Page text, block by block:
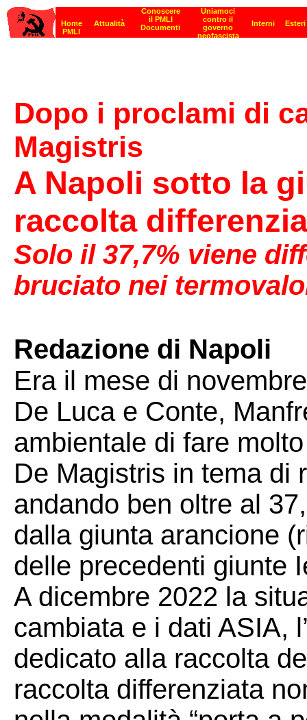
Dopo i proclami di
Magistris
A Napoli sotto la
raccolta
Solo il 37,7% viene
bruciato nei
Redazione di Napoli
Era il mese di
De Luca e Conte,
ambientale di fare
De Magistris in tema di
andando ben oltre al
dalla giunta arancione
delle precedenti giunte
A dicembre 2022 la
cambiata e i dati ASIA,
dedicato alla raccolta
raccolta differenziata